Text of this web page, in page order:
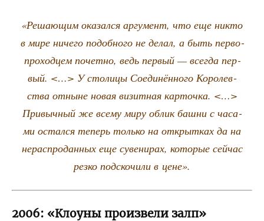
«Реша­ю­щим ока­зал­ся аргу­мент, что еще никто
в мире ниче­го подоб­но­го не делал, а быть пер­во­
про­ход­цем почет­но, ведь пер­вый — все­гда пер­
вый. <…> У сто­ли­цы Соеди­нён­но­го Коро­лев­
ства отныне новая визит­ная кар­точ­ка. <…>
При­выч­ный же все­му миру облик баш­ни с часа­
ми остал­ся теперь толь­ко на открыт­ках да на
нерас­про­дан­ных еще суве­ни­рах, кото­рые сей­час
рез­ко под­ско­чи­ли в цене».
2006: «Клоуны произвели залп»